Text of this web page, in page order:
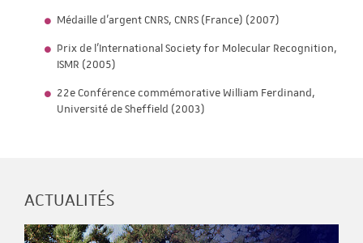
Médaille d'argent CNRS, CNRS (France) (2007)
Prix de l'International Society for Molecular Recognition,
ISMR (2005)
22e Conférence commémorative William Ferdinand,
Université de Sheffield (2003)
ACTUALITÉS